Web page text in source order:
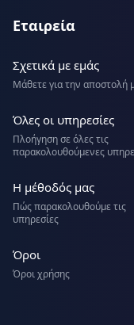
Εταιρεία
Σχετικά με εμάς
Μάθετε για την αποστολή
Όλες οι υπηρεσίες
Πλοήγηση σε όλες τις
παρακολουθούμενες
Η μέθοδός μας
Πώς παρακολουθούμε τις
υπηρεσίες
Όροι
Όροι χρήσης